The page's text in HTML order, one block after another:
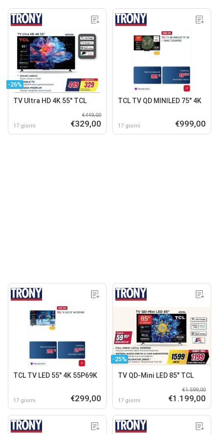
-26%
TV Ultra HD 4K 55" TCL
17 giorni
€449,00
€329,00
TCL TV QD MINILED 75" 4K
17 giorni €999,00
TCL TV LED 55" 4K 55P69K
17 giorni €299,00
-25%
TV QD-Mini LED 85" TCL
17 giorni
€1.599,00
€1.199,00